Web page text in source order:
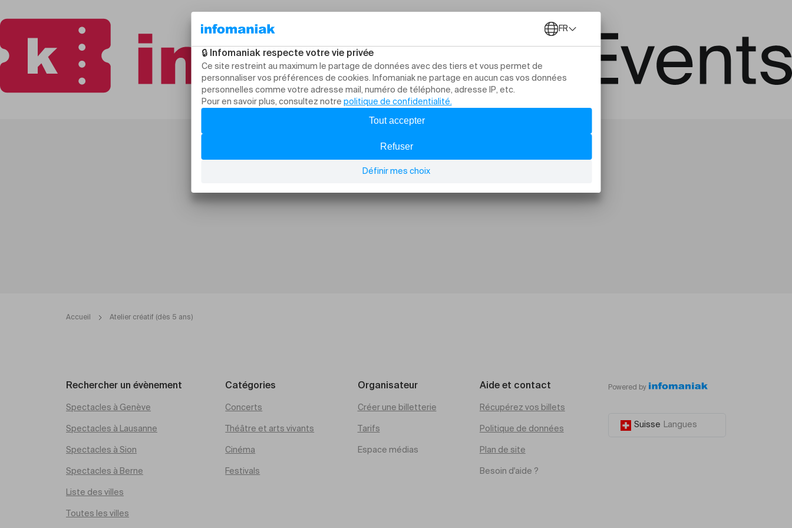
Accueil Atelier créatif (dès 5 ans)
Rechercher un évènement
Spectacles à Genève
Spectacles à Lausanne
Spectacles à Sion
Spectacles à Berne
Liste des villes
Toutes les villes
Catégories
Concerts
Théâtre et arts vivants
Cinéma
Festivals
Organisateur
Créer une billetterie
Tarifs
Espace médias
Aide et contact
Récupérez vos billets
Politique de données
Plan de site
Besoin d'aide ?
Powered by
Suisse Langues